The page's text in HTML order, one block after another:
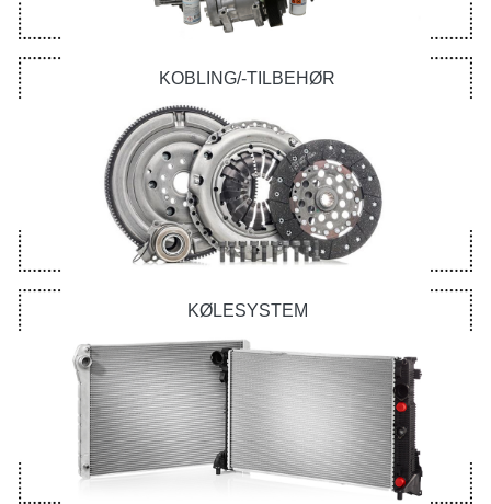
KOBLING/-TILBEHØR
KØLESYSTEM